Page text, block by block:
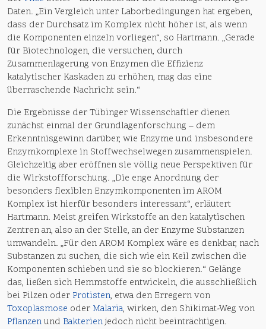
Daten. „Ein Vergleich unter Laborbedingungen hat ergeben,
dass der Durchsatz im Komplex nicht höher ist, als wenn
die Komponenten einzeln vorliegen“, so Hartmann. „Gerade
für Biotechnologen, die versuchen, durch
Zusammenlagerung von Enzymen die Effizienz
katalytischer Kaskaden zu erhöhen, mag das eine
überraschende Nachricht sein.“
Die Ergebnisse der Tübinger Wissenschaftler dienen
zunächst einmal der Grundlagenforschung – dem
Erkenntnisgewinn darüber, wie Enzyme und insbesondere
Enzymkomplexe in Stoffwechselwegen zusammenspielen.
Gleichzeitig aber eröffnen sie völlig neue Perspektiven für
die Wirkstoffforschung. „Die enge Anordnung der
besonders flexiblen Enzymkomponenten im AROM
Komplex ist hierfür besonders interessant“, erläutert
Hartmann. Meist greifen Wirkstoffe an den katalytischen
Zentren an, also an der Stelle, an der Enzyme Substanzen
umwandeln. „Für den AROM Komplex wäre es denkbar, nach
Substanzen zu suchen, die sich wie ein Keil zwischen die
Komponenten schieben und sie so blockieren.“ Gelänge
das, ließen sich Hemmstoffe entwickeln, die ausschließlich
bei Pilzen oder Protisten, etwa den Erregern von
Toxoplasmose oder Malaria, wirken, den Shikimat-Weg von
Pflanzenund Bakterienjedoch nicht beeinträchtigen.